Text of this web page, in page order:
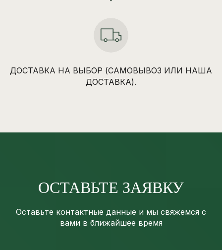
ДОСТАВКА НА ВЫБОР (САМОВЫВОЗ ИЛИ НАША
ДОСТАВКА).
ОСТАВЬТЕ ЗАЯВКУ
Оставьте контактные данные и мы свяжемся с
вами в ближайшее время